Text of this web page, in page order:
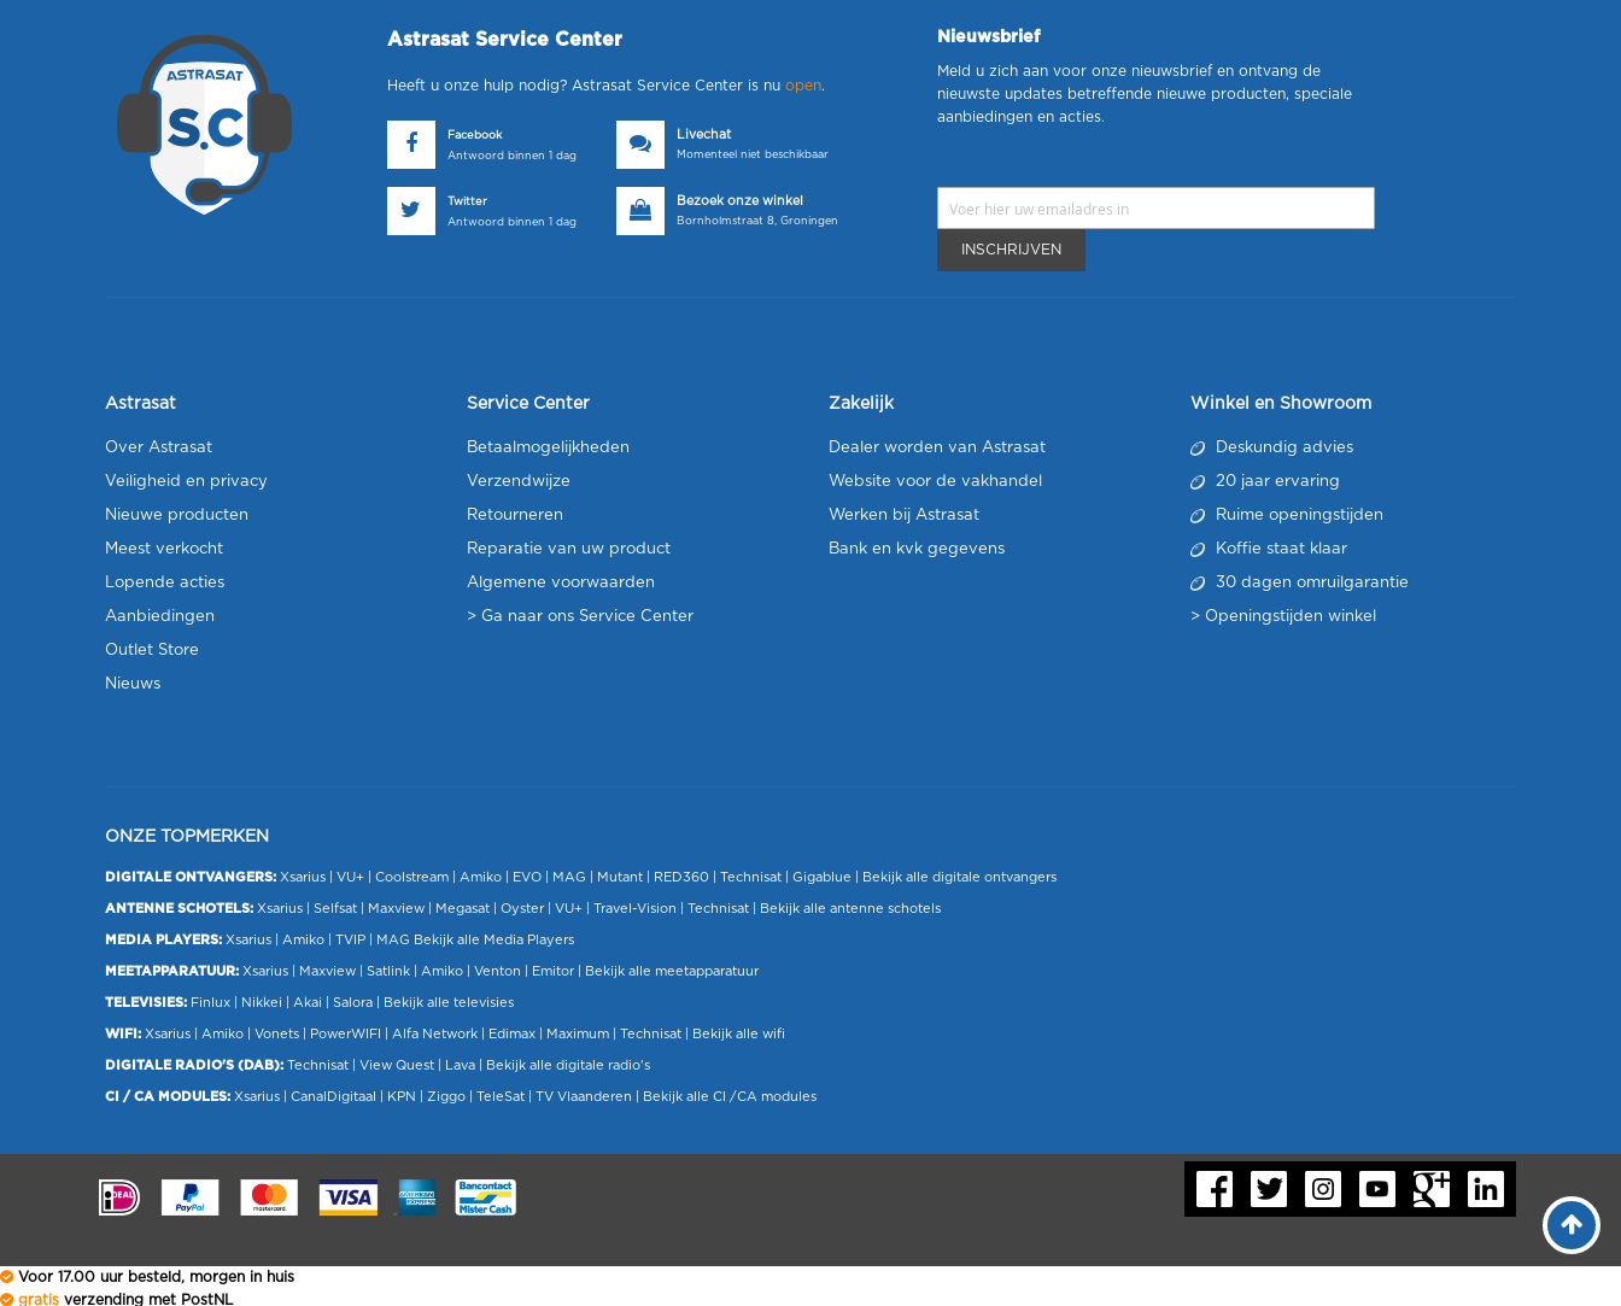
Astrasat Service Center
Heeft u onze hulp nodig? Astrasat Service Center is nu open.
Facebook
Antwoord binnen 1 dag
Livechat
Momenteel niet beschikbaar
Twitter
Antwoord binnen 1 dag
Bezoek onze winkel
Bornholmstraat 8, Groningen
Nieuwsbrief
Meld u zich aan voor onze nieuwsbrief en ontvang de
nieuwste updates betreffende nieuwe producten, speciale
aanbiedingen en acties.
INSCHRIJVEN
Astrasat
Over Astrasat
Veiligheid en privacy
Nieuwe producten
Meest verkocht
Lopende acties
Aanbiedingen
Outlet Store
Nieuws
Service Center
Betaalmogelijkheden
Verzendwijze
Retourneren
Reparatie van uw product
Algemene voorwaarden
> Ga naar ons Service Center
Zakelijk
Dealer worden van Astrasat
Website voor de vakhandel
Werken bij Astrasat
Bank en kvk gegevens
Winkel en Showroom
Deskundig advies
20 jaar ervaring
Ruime openingstijden
Koffie staat klaar
30 dagen omruilgarantie
> Openingstijden winkel
ONZE TOPMERKEN
DIGITALE ONTVANGERS: Xsarius VU+ | Coolstream | Amiko EVO MAG Mutant | RED360 | Technisat Gigablue Bekijk alle digitale ontvangers
ANTENNE SCHOTELS: Xsarius Selfsat Maxview Megasat | Oyster | VU+ Travel-Vision Technisat Bekijk alle antenne schotels
MEDIA PLAYERS: Xsarius Amiko TVIP MAG Bekijk alle Media Players
MEETAPPARATUUR: Xsarius Maxview Satlink Amiko Venton Emitor Bekijk alle meetapparatuur
TELEVISIES: Finlux | Nikkei | Akai Salora Bekijk alle televisies
WIFI: Xsarius Amiko Vonets PowerWIFI Alfa Network Edimax | Maximum | Technisat Bekijk alle wifi
DIGITALE RADIO'S (DAB): Technisat View Quest Lava Bekijk alle digitale radio's
CI / CA MODULES: Xsarius CanalDigitaal KPN Ziggo TeleSat TV Vlaanderen Bekijk alle CI /CA modules
.
Voor 17.00 uur besteld, morgen in huis
gratis verzending met PostNL